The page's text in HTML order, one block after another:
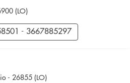
(LO)
- 3667885297
- 26855 (LO)